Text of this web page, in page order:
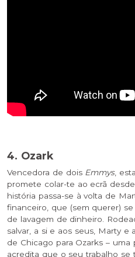
4. Ozark
Vencedora de dois Emmys,
promete colar-te ao ecrã
história passa-se à volta de
financeiro, que (sem querer)
de lavagem de dinheiro.
salvar, a si e aos seus, Marty e
de Chicago para Ozarks –
acredita que o seu trabalho se